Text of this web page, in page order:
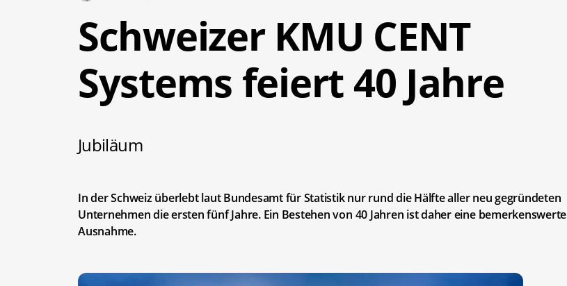
Schweizer KMU CENT
Systems feiert 40 Jahre
Jubiläum
In der Schweiz überlebt laut Bundesamt für Statistik nur rund die Hälfte aller neu gegründeten
Unternehmen die ersten fünf Jahre. Ein Bestehen von 40 Jahren ist daher eine bemerkenswerte
Ausnahme.